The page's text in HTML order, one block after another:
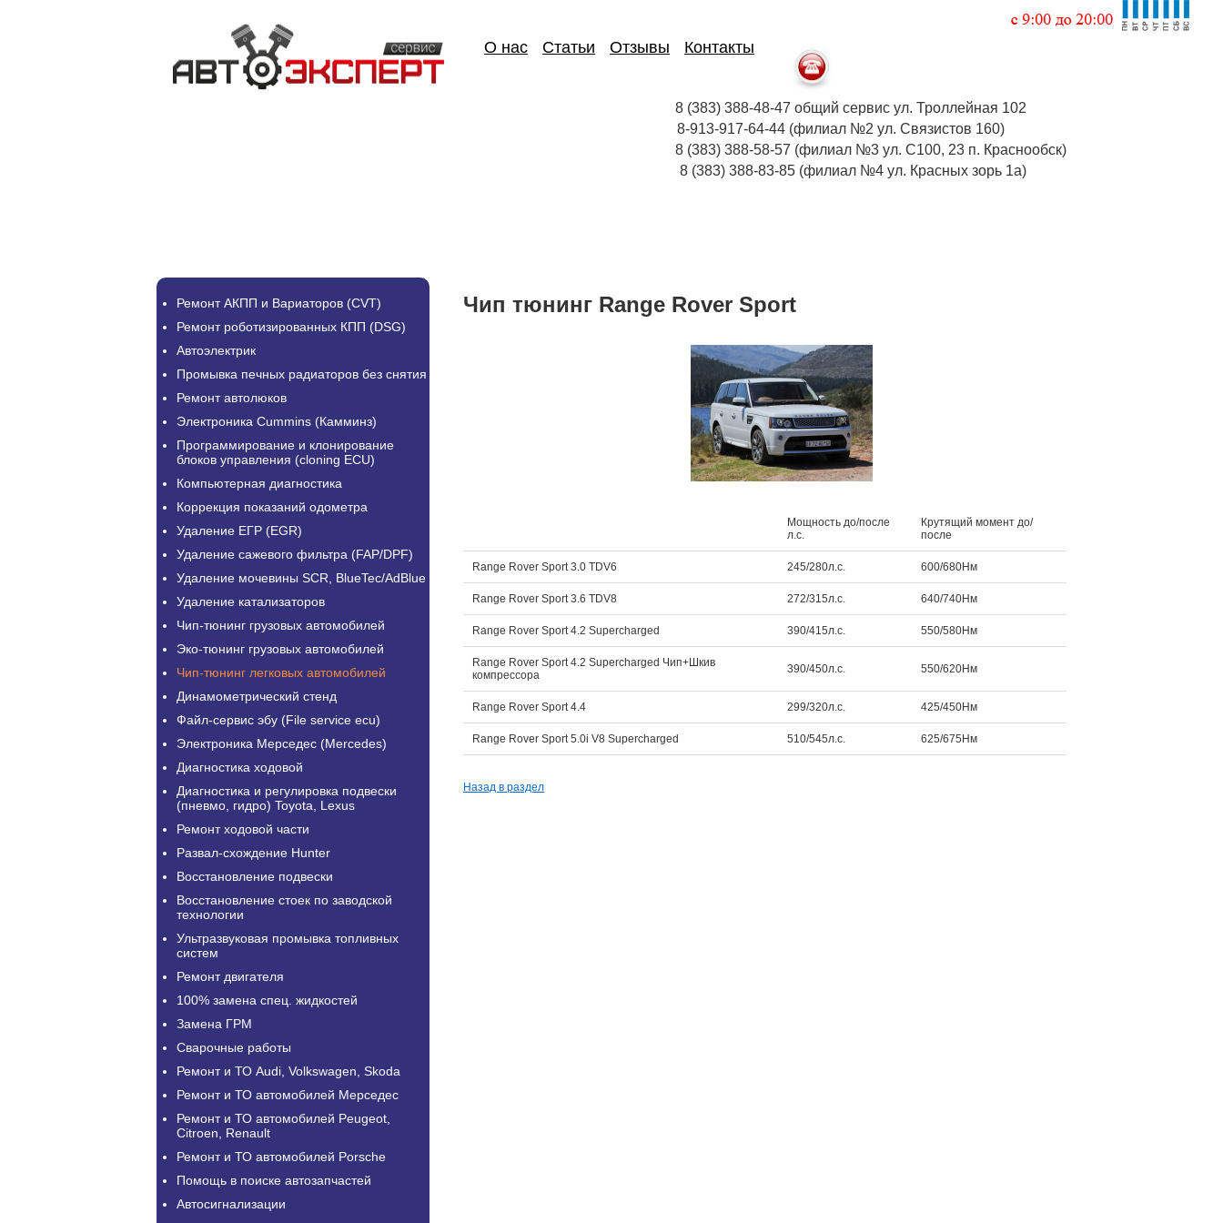
О нас Статьи Отзывы Контакты
8 (383) 388-48-47 общий сервис ул. Троллейная 102
8-913-917-64-44 (филиал №2 ул. Связистов 160)
8 (383) 388-58-57 (филиал №3 ул. С100, 23 п. Краснообск)
8 (383) 388-83-85 (филиал №4 ул. Красных зорь 1а)
Ремонт АКПП и Вариаторов (CVT)
Ремонт роботизированных КПП (DSG)
Автоэлектрик
Промывка печных радиаторов без снятия
Ремонт автолюков
Электроника Cummins (Камминз)
Программирование и клонирование
блоков управления (cloning ECU)
Компьютерная диагностика
Коррекция показаний одометра
Удаление ЕГР (EGR)
Удаление сажевого фильтра (FAP/DPF)
Удаление мочевины SCR, BlueTec/AdBlue
Удаление катализаторов
Чип-тюнинг грузовых автомобилей
Эко-тюнинг грузовых автомобилей
Чип-тюнинг легковых автомобилей
Динамометрический стенд
Файл-сервис эбу (File service ecu)
Электроника Мерседес (Mercedes)
Диагностика ходовой
Диагностика и регулировка подвески
(пневмо, гидро) Toyota, Lexus
Ремонт ходовой части
Развал-схождение Hunter
Восстановление подвески
Восстановление стоек по заводской
технологии
Ультразвуковая промывка топливных
систем
Ремонт двигателя
100% замена спец. жидкостей
Замена ГРМ
Сварочные работы
Ремонт и ТО Audi, Volkswagen, Skoda
Ремонт и ТО автомобилей Мерседес
Ремонт и ТО автомобилей Peugeot,
Citroen, Renault
Ремонт и ТО автомобилей Porsche
Помощь в поиске автозапчастей
Автосигнализации
Чип тюнинг Range Rover Sport
Мощность до/после
л.с.
Крутящий момент до/
после
Range Rover Sport 3.0 TDV6 245/280л.с. 600/680Нм
Range Rover Sport 3.6 TDV8 272/315л.с. 640/740Нм
Range Rover Sport 4.2 Supercharged 390/415л.с. 550/580Нм
Range Rover Sport 4.2 Supercharged Чип+Шкив
компрессора
390/450л.с. 550/620Нм
Range Rover Sport 4.4 299/320л.с. 425/450Нм
Range Rover Sport 5.0i V8 Supercharged 510/545л.с. 625/675Нм
Назад в раздел